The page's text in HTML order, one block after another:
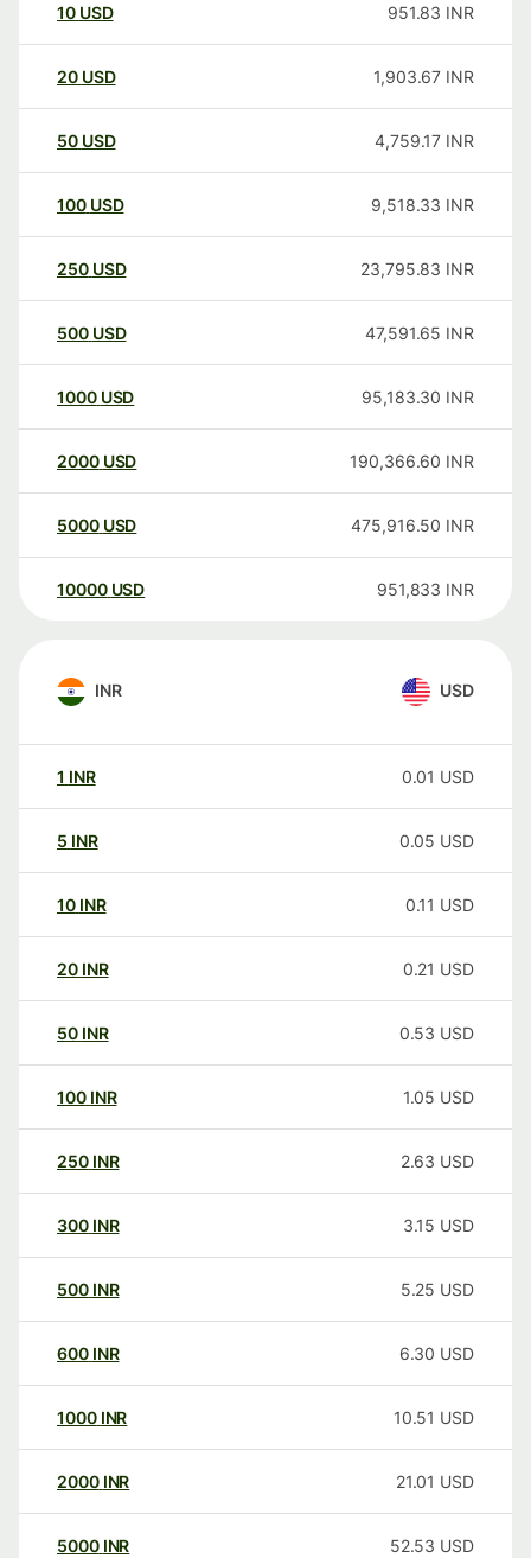
10 USD 951.83 INR
20 USD 1,903.67 INR
50 USD 4,759.17 INR
100 USD 9,518.33 INR
250 USD 23,795.83 INR
500 USD 47,591.65 INR
1000 USD 95,183.30 INR
2000 USD 190,366.60 INR
5000 USD 475,916.50 INR
10000 USD 951,833 INR
INR USD
1 INR 0.01 USD
5 INR 0.05 USD
10 INR 0.11 USD
20 INR 0.21 USD
50 INR 0.53 USD
100 INR 1.05 USD
250 INR 2.63 USD
300 INR 3.15 USD
500 INR 5.25 USD
600 INR 6.30 USD
1000 INR 10.51 USD
2000 INR 21.01 USD
5000 INR 52.53 USD